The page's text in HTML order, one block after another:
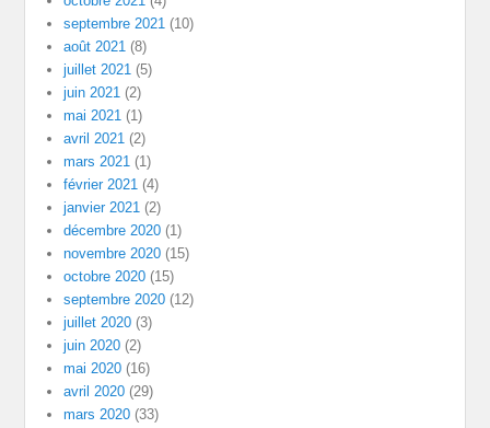
septembre 2021 (10)
août 2021 (8)
juillet 2021 (5)
juin 2021 (2)
mai 2021 (1)
avril 2021 (2)
mars 2021 (1)
février 2021 (4)
janvier 2021 (2)
décembre 2020 (1)
novembre 2020 (15)
octobre 2020 (15)
septembre 2020 (12)
juillet 2020 (3)
juin 2020 (2)
mai 2020 (16)
avril 2020 (29)
mars 2020 (33)